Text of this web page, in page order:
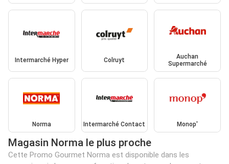
Intermarché Hyper Colruyt
Auchan
Supermarché
Norma Intermarché Contact Monop'
Magasin Norma le plus proche
Cette Promo Gourmet Norma est disponible dans les